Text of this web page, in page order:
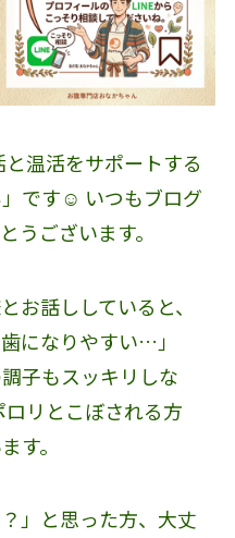
温活をサポートする
です☺️ いつもブログ
うございます。
お話ししていると、
になりやすい…」
子もスッキリしな
リとこぼされる方
す。
」と思った方、大丈